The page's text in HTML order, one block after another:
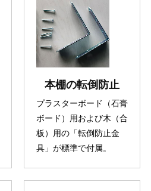
本棚の転倒防止
プラスターボード（石膏
ボード）用および木（合
板）用の「転倒防止金
具」が標準で付属。